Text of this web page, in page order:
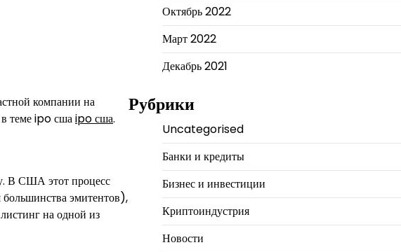
компании на
в теме ipo сшаipo сша.
В США этот процесс
эмитентов),
на одной из
Октябрь 2022
Март 2022
Декабрь 2021
Рубрики
Uncategorised
Банки и кредиты
Бизнес и инвестиции
Криптоиндустрия
Новости